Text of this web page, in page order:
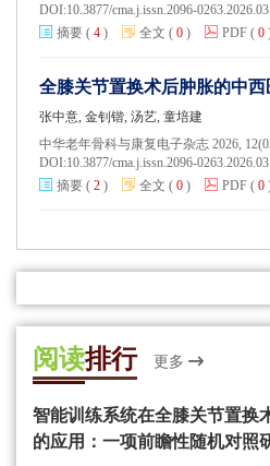
DOI:10.3877/cma.j.issn.2096-
摘要 ( 4 ) 全文 ( 0 ) PDF ( 0
全膝关节置换术后肿胀的中
张中意, 金钊锴, 汤艺, 童培建
中华老年骨科与康复电子杂志 2026,
DOI:10.3877/cma.j.issn.2096-
摘要 ( 2 ) 全文 ( 0 ) PDF ( 0
阅读排行 更多
智能训练系统在全膝关节置换
的应用：一项前瞻性随机对照